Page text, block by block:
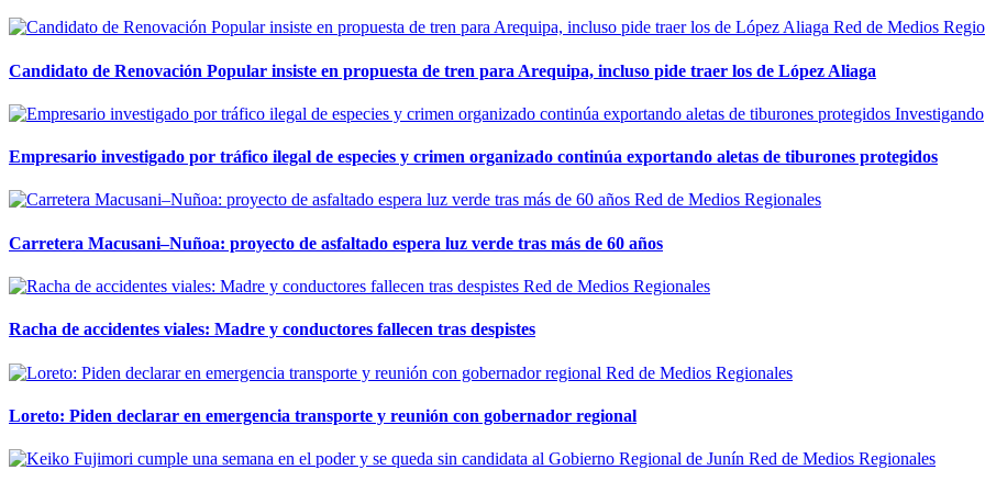
Red de Medios
Candidato de Renovación Popular insiste en propuesta de tren para Arequipa, incluso pide traer los de López Aliaga
Investigando
Empresario investigado por tráfico ilegal de especies y crimen organizado continúa exportando aletas de tiburones protegidos
Red de Medios Regionales
Carretera Macusani–Nuñoa: proyecto de asfaltado espera luz verde tras más de 60 años
Red de Medios Regionales
Racha de accidentes viales: Madre y conductores fallecen tras despistes
Red de Medios Regionales
Loreto: Piden declarar en emergencia transporte y reunión con gobernador regional
Red de Medios Regionales